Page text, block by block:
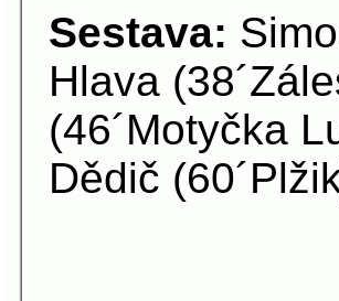
Sestava:
Hlava
(46´Motyčka
Dědič